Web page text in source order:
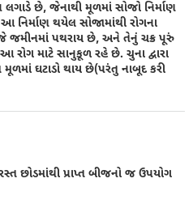
છે, જેનાથી મૂળમાં સોજો નિર્માણ
થયેલ સોજામાંથી રોગના
જમીનમાં પથરાય છે, અને તેનું ચક્ર પૂરું
માટે સાનુકૂળ રહે છે. ચુના દ્વારા
ઘટાડો થાય છે(પરંતુ નાબૂદ કરી
છોડમાંથી પ્રાપ્ત બીજનો જ ઉપયોગ